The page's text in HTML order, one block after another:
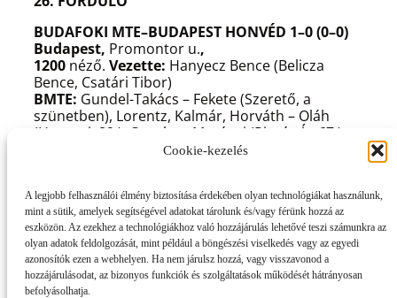
Cookie-kezelés
A legjobb felhasználói élmény biztosítása érdekében olyan technológiákat használunk,
mint a sütik, amelyek segítségével adatokat tárolunk és/vagy férünk hozzá az
eszközön. Az ezekhez a technológiákhoz való hozzájárulás lehetővé teszi számunkra az
olyan adatok feldolgozását, mint például a böngészési viselkedés vagy az egyedi
azonosítók ezen a webhelyen. Ha nem járulsz hozzá, vagy visszavonod a
hozzájárulásodat, az bizonyos funkciók és szolgáltatások működését hátrányosan
befolyásolhatja.
BUDAFOKI MTE–BUDAPEST HONVÉD 1–0 (0–0)
Budapest, Promontor u.,
1200 néző. Vezette: Hanyecz Bence (Belicza
Bence, Csatári Tibor)
BMTE: Gundel-Takács – Fekete (Szerető, a
szünetben), Lorentz, Kalmár, Horváth – Oláh
(Horgosi, 89.), Csonka – Merényi (Pintér Á., 67.),
Soltész, Kovács D. – Zsóri (Vasvári,
Benczenleitner – Keresztes (Bobál G., 73.), Nyitrai
(Bocskay, 81.), Lőrinczy – Kundrák (Benkő, 73.),
Holman, Krajcsovics.Vezetőedző:Csertői Aurél
Gólszerző:Vasvári (74.)
MESTERMÉRLEG